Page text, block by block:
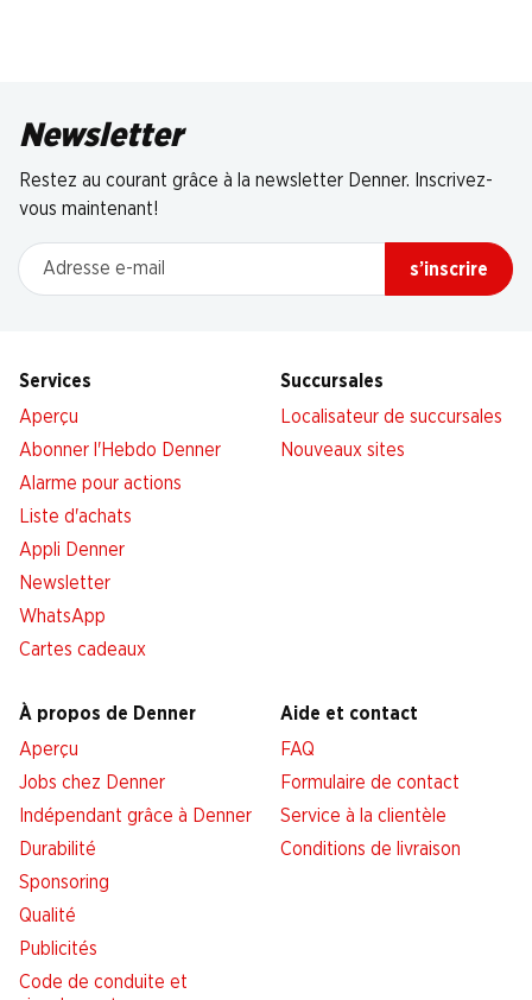
Newsletter
Restez au courant grâce à la newsletter Denner. Inscrivez-
vous maintenant!
Adresse e-mail
s’inscrire
Services
Aperçu
Abonner l'Hebdo Denner
Alarme pour actions
Liste d'achats
Appli Denner
Newsletter
WhatsApp
Cartes cadeaux
Succursales
Localisateur de succursales
Nouveaux sites
À propos de Denner
Aperçu
Jobs chez Denner
Indépendant grâce à Denner
Durabilité
Sponsoring
Qualité
Publicités
Code de conduite et
Aide et contact
FAQ
Formulaire de contact
Service à la clientèle
Conditions de livraison